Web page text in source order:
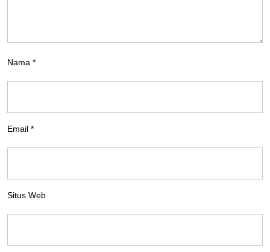
Nama *
Email *
Situs Web